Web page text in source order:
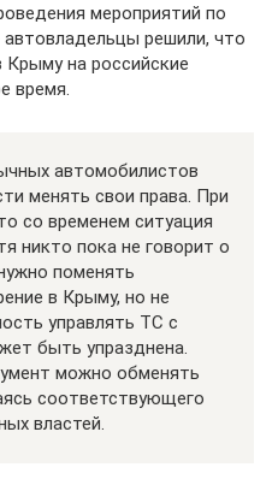
мероприятий по
решили, что
Крыму на российские
время.
автомобилистов
менять свои права. При
со временем ситуация
никто пока не говорит о
поменять
в Крыму, но не
управлять ТС с
быть упразднена.
можно обменять
соответствующего
властей.